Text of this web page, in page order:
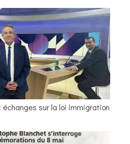
échanges sur la loi immigration